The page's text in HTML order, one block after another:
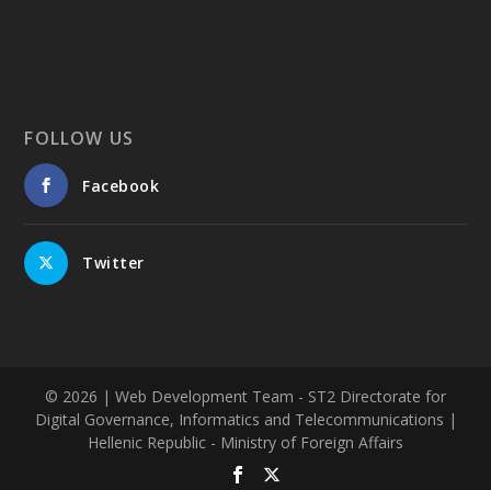
FOLLOW US
Facebook
Twitter
© 2026 | Web Development Team - ST2 Directorate for
Digital Governance, Informatics and Telecommunications |
Hellenic Republic - Ministry of Foreign Affairs